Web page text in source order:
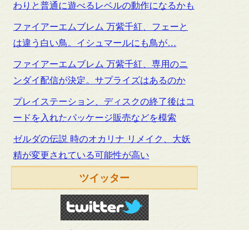
わりと普通に遊べるレベルの動作になるかも
ファイアーエムブレム 万紫千紅、フェーと
は違う白い鳥。イシュマールにも鳥が…
ファイアーエムブレム 万紫千紅、専用のニ
ンダイ配信が決定。サプライズはあるのか
プレイステーション、ディスクの終了後はコ
ードを入れたパッケージ販売などを模索
ゼルダの伝説 時のオカリナ リメイク、大妖
精が変更されている可能性が高い
ツイッター